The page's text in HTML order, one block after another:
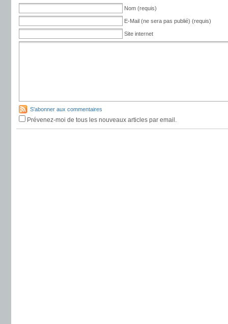
Nom (requis)
E-Mail (ne sera pas publié) (requis)
Site internet
S'abonner aux commentaires
Prévenez-moi de tous les nouveaux articles par email.